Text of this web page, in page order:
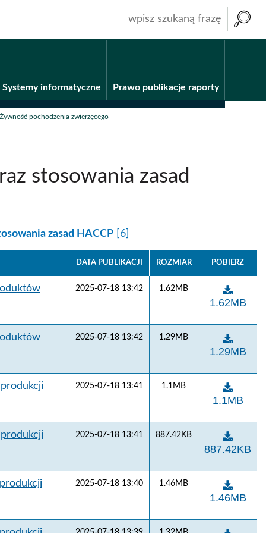
Systemy informatyczne Prawo publikacje raporty
/Żywność pochodzenia zwierzęcego
stosowania zasad
zasad HACCP [6]
DATA PUBLIKACJI ROZMIAR POBIERZ
2025-07-18 13:42 1.62MB
Wytyczne
1.62MB
2025-07-18 13:42 1.29MB
Wytyczne
1.29MB
2025-07-18 13:41 1.1MB
1.1MB
2025-07-18 13:41 887.42KB
Europejskie
887.42KB
2025-07-18 13:40 1.46MB
Europejski
1.46MB